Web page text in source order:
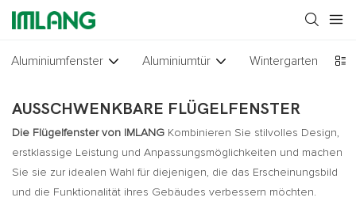
Aluminiumfenster Aluminiumtür Wintergarten
AUSSCHWENKBARE FLÜGELFENSTER
Die Flügelfenster von IMLANG Kombinieren Sie stilvolles Design,
erstklassige Leistung und Anpassungsmöglichkeiten und machen
Sie sie zur idealen Wahl für diejenigen, die das Erscheinungsbild
und die Funktionalität ihres Gebäudes verbessern möchten.